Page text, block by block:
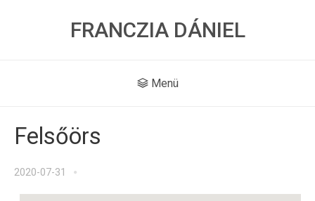
FRANCZIA DÁNIEL
Menü
Felsőörs
2020-07-31